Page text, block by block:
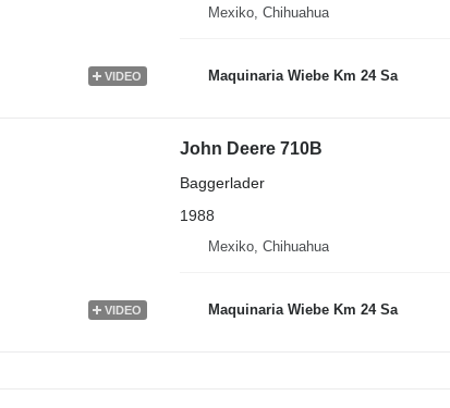
VIDEO
Mexiko, Chihuahua
Maquinaria Wiebe Km 24 Sa
VIDEO
John Deere 710B
Baggerlader
1988
Mexiko, Chihuahua
Maquinaria Wiebe Km 24 Sa